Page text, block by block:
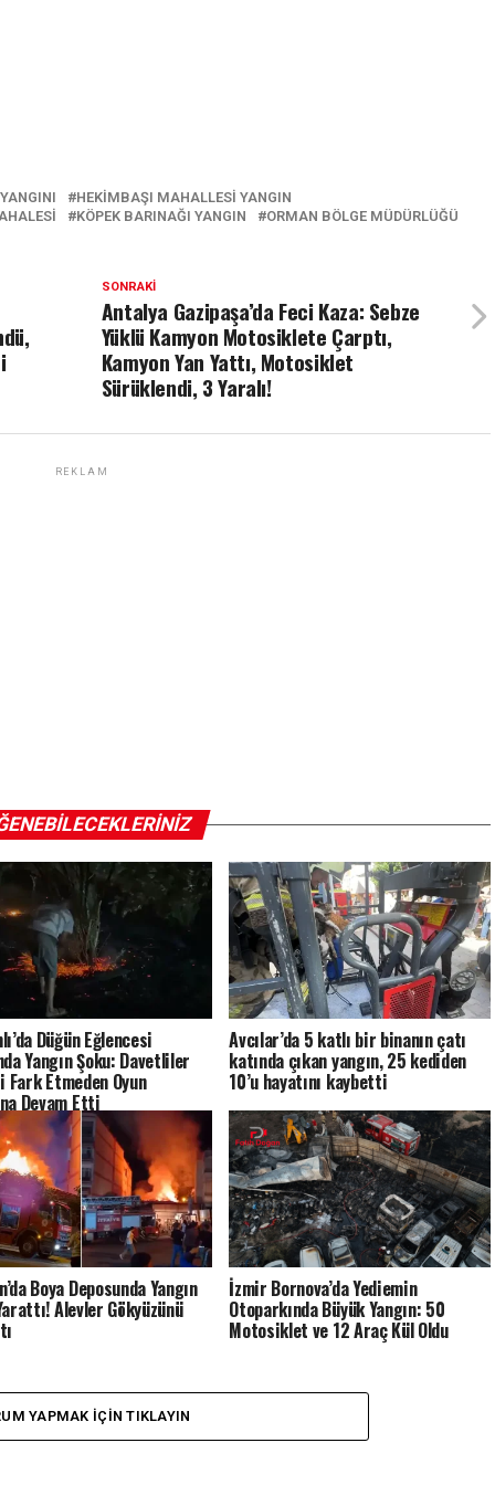
HEKIMBAŞI MAHALLESI YANGIN
KÖPEK BARINAĞI YANGIN ORMAN BÖLGE MÜDÜRLÜĞÜ
SONRAKI
Antalya Gazipaşa’da Feci Kaza: Sebze
Yüklü Kamyon Motosiklete Çarptı,
Kamyon Yan Yattı, Motosiklet
Sürüklendi, 3 Yaralı!
REKLAM
Düğün Eğlencesi
Yangın Şoku: Davetliler
Fark Etmeden Oyun
Devam Etti
Avcılar’da 5 katlı bir binanın çatı
katında çıkan yangın, 25 kediden
10’u hayatını kaybetti
Boya Deposunda Yangın
Alevler Gökyüzünü
İzmir Bornova’da Yediemin
Otoparkında Büyük Yangın: 50
Motosiklet ve 12 Araç Kül Oldu
YAPMAK IÇIN TIKLAYIN